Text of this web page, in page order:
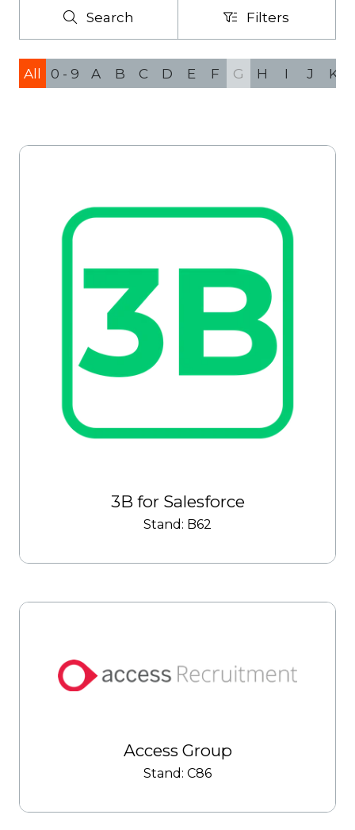
Search
Search Filters
Filters
All 0 - 9 A B C D E F G H I J K
3B for Salesforce
Stand: B62
Access Group
Stand: C86